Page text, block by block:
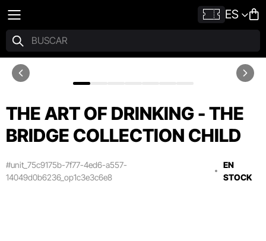
ES
THE ART OF DRINKING - THE
BRIDGE COLLECTION CHILD
#unit_75c9175b-7f77-4ed6-a557-
14049d0b6236_op1c3e3c6e8
EN
STOCK